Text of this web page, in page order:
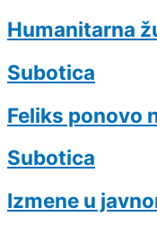
Humanitarna
Subotica
Feliks ponovo
Subotica
Izmene u